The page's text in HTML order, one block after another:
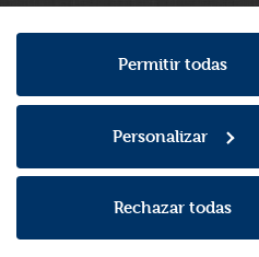
Permitir todas
Personalizar
Rechazar todas